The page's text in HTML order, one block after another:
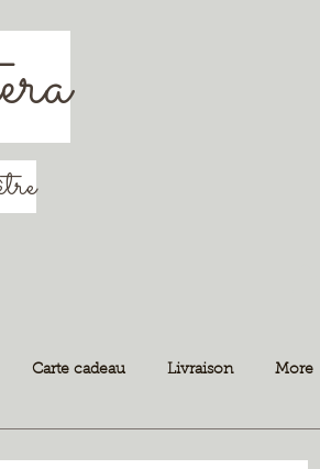
Carte cadeau Livraison More